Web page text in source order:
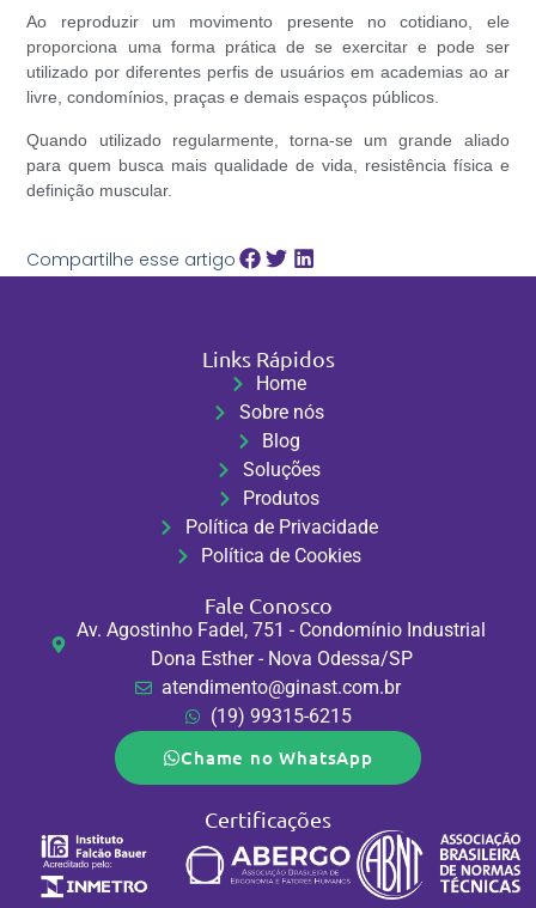
Ao reproduzir um movimento presente no cotidiano, ele
proporciona uma forma prática de se exercitar e pode ser
utilizado por diferentes perfis de usuários em academias ao ar
livre, condomínios, praças e demais espaços públicos.
Quando utilizado regularmente, torna-se um grande aliado
para quem busca mais qualidade de vida, resistência física e
definição muscular.
Compartilhe esse artigo
Links Rápidos
Home
Sobre nós
Blog
Soluções
Produtos
Política de Privacidade
Política de Cookies
Fale Conosco
Av. Agostinho Fadel, 751 - Condomínio Industrial
Dona Esther - Nova Odessa/SP
atendimento@ginast.com.br
(19) 99315-6215
Chame no WhatsApp
Certificações